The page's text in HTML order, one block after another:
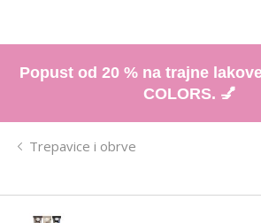
Popust od 20 % na trajne
COLORS. 💅
Trepavice i obrve